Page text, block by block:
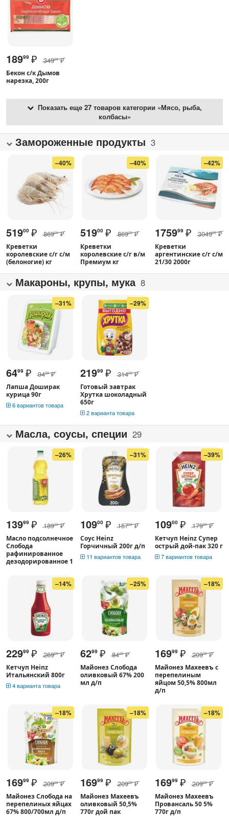
18999 ₽ 34900 ₽
Бекон с/к Дымов
нарезка, 200г
Показать еще 27 товаров категории «Мясо, рыба,
колбасы»
Замороженные продукты 3
–40%
51900 ₽ 86900 ₽
Креветки
королевские с/г с/м
(белоногие) кг
–40%
51900 ₽ 86900 ₽
Креветки
королевские с/г в/м
Премиум кг
–42%
175999 ₽ 304900 ₽
Креветки
аргентинские с/г с/м
21/30 2000г
Макароны, крупы, мука 8
–31%
6499 ₽ 9499 ₽
Лапша Доширак
курица 90г
6 вариантов товара
–29%
21999 ₽ 31400 ₽
Готовый завтрак
Хрутка шоколадный
650г
2 варианта товара
Масла, соусы, специи 29
–26%
13999 ₽ 18949 ₽
Масло подсолнечное
Слобода
рафинированное
дезодорированное 1
–31%
10900 ₽ 15799 ₽
Соус Heinz
Горчичный 200г д/п
11 вариантов товара
–39%
10900 ₽ 17999 ₽
Кетчуп Heinz Супер
острый дой-пак 320 г
7 вариантов товара
–14%
22999 ₽ 26900 ₽
Кетчуп Heinz
Итальянский 800г
4 варианта товара
–25%
6299 ₽ 8449 ₽
Майонез Слобода
оливковый 67% 200
мл д/п
–18%
16999 ₽ 20900 ₽
Майонез Махеевъ с
перепелиным
яйцом 50,5% 800мл
д/п
–18%
16999 ₽ 20900 ₽
Майонез Слобода на
перепелиных яйцах
67% 800/700мл д/п
–18%
16999 ₽ 20900 ₽
Майонез Махеевъ
оливковый 50,5%
770г дой пак
–18%
16999 ₽ 20900 ₽
Майонез Махеевъ
Провансаль 50 5%
770г д/п